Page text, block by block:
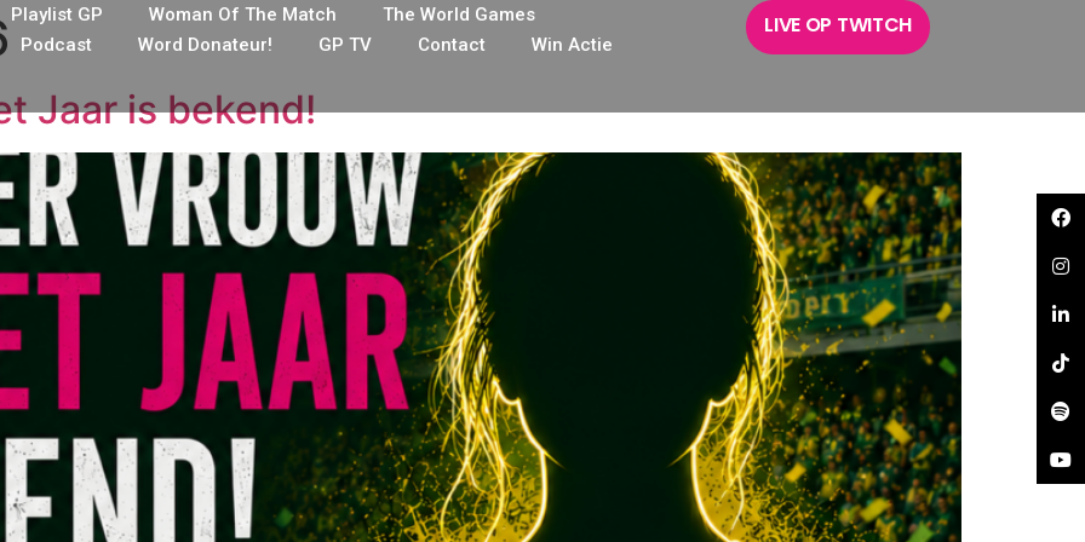
Playlist GP Woman Of The Match
The World Games
Podcast Word Donateur! GP TV Contact Win Actie
LIVE OP TWITCH
Jaar is bekend!